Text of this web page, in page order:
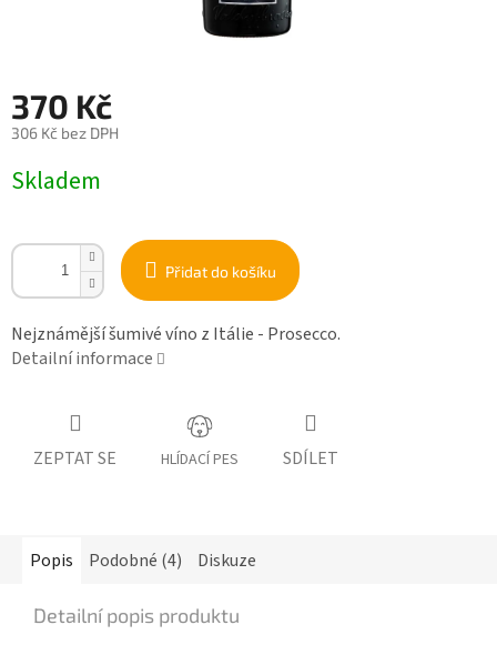
370 Kč
306 Kč bez DPH
cena:
Skladem
Přidat do košíku
Nejznámější šumivé víno z Itálie - Prosecco.
Detailní informace
ZEPTAT SE HLÍDACÍ PES SDÍLET
Popis Podobné (4) Diskuze
Detailní popis produktu